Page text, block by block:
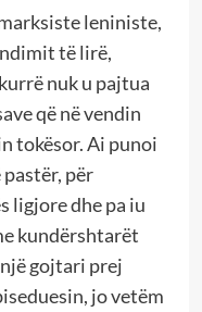
leniniste,
të lirë,
nuk u pajtua
që në vendin
tokësor. Ai punoi
për
ligjore dhe pa iu
kundërshtarët
gojtari prej
jo vetëm